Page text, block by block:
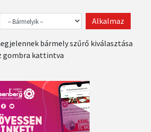
bármely szűrő kiválasztása
gombra kattintva